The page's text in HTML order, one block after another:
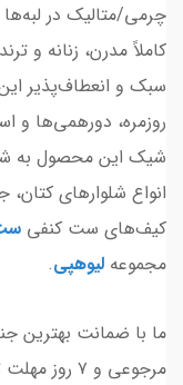
چرمی/متالیک در
کاملاً مدرن، زنانه و
سبک و انعطاف‌پذیر
روزمره، دورهمی‌ها و
شیک این محصول به
انواع شلوارهای
کیف‌های ست کنفی
مجموعه لیوهپی.
مرجوعی و